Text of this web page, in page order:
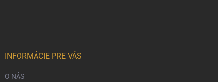
INFORMÁCIE PRE VÁS
O NÁS